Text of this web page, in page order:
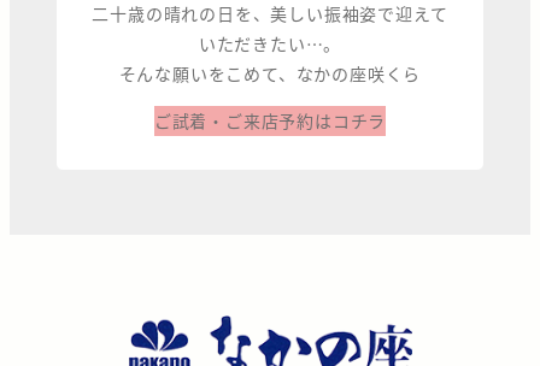
二十歳の晴れの日を、美しい振袖姿で迎えて
いただきたい…。
そんな願いをこめて、なかの座咲くら
ご試着・ご来店予約はコチラ